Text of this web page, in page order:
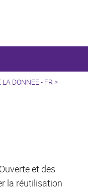
LA DONNEE - FR >
et des
la réutilisation